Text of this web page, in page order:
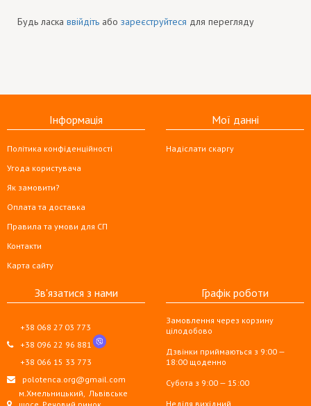
Будь ласка ввійдіть або зареєструйтеся для перегляду
Інформація
Політика конфіденційності
Угода користувача
Як замовити?
Оплата та доставка
Правила та умови для СП
Контакти
Карта сайту
Мої данні
Надіслати скаргу
Зв'язатися з нами
+38 068 27 03 773
+38 096 22 96 881
+38 066 15 33 773
polotenca.org@gmail.com
м.Хмельницький, Львівське
Графік роботи
Замовлення через корзину
цілодобово
Дзвінки приймаються з 9:00 —
18:00 щоденно
Субота з 9:00 — 15:00
Неділя вихідний